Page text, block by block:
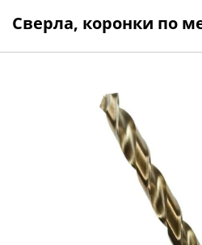
Сверла, коронки по